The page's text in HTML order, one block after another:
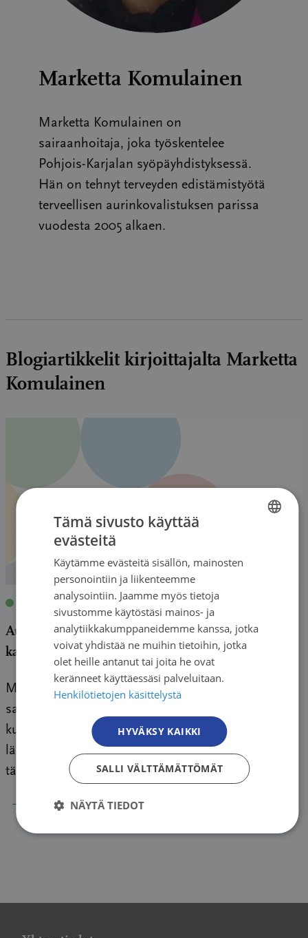
Marketta Komulainen
Marketta Komulainen on
sairaanhoitaja, joka työskentelee
Pohjois-Karjalan syöpäyhdistyksessä.
Hän on tehnyt terveyden edistämistyötä
terveellisen aurinkovalistuksen parissa
vuodesta 2005 alkaen.
Blogiartikkelit kirjoittajalta Marketta
Komulainen
28.05.2022| Marketta Komulainen
Aurinkosuojauksen aapista kannattaa tavata lapsen
kanssa
Muistatko sinä aapisesi? Ensimmäisellä luokalla
saatu oppikirja hahmoineen, tekstipätkineen ja
kuvineen jää helposti ihmisten mieliin. Vaikka
lämpimät muistot hauskoja ovatkin, aapisen
tärkein […]
→
FINNISH
Tämä sivusto käyttää
evästeitä
Käytämme evästeitä sisällön, mainosten
personointiin ja liikenteemme
analysointiin. Jaamme myös tietoja
sivustomme käytöstäsi mainos- ja
analytiikkakumppaneidemme kanssa, jotka
voivat yhdistää ne muihin tietoihin, jotka
olet heille antanut tai joita he ovat
keränneet käyttäessäsi palveluitaan.
Henkilötietojen käsittelystä
HYVÄKSY KAIKKI
SALLI VÄLTTÄMÄTTÖMÄT
NÄYTÄ TIEDOT